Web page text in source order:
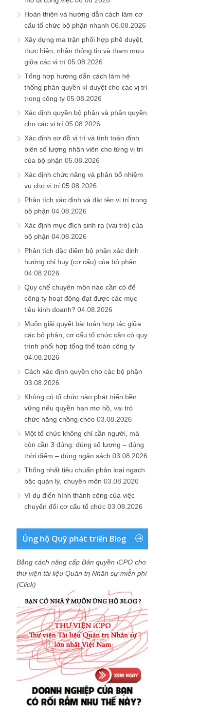
Hoàn thiện và hướng dẫn cách làm cơ
cấu tổ chức bộ phận nhanh 06.08.2026
Xây dựng ma trận phối hợp phê duyệt,
thực hiện, nhận thông tin và tham mưu
giữa các vị trí 05.08.2026
Tổng hợp hướng dẫn cách làm hệ
thống phân quyền kí duyệt cho các vị trí
trong công ty 05.08.2026
Xác định quyền bộ phận và phân quyền
cho các vị trí 05.08.2026
Xác định sơ đồ vị trí và tính toán định
biên số lượng nhân viên cho từng vị trí
của bộ phận 05.08.2026
Xác định chức năng và phân bổ nhiệm
vụ cho vị trí 05.08.2026
Phân tích xác định và đặt tên vị trí trong
bộ phận 04.08.2026
Xác định mục đích sinh ra (vai trò) của
bộ phận 04.08.2026
Phân tích đặc điểm bộ phận xác định
hướng chỉ huy (cơ cấu) của bộ phận
04.08.2026
Quy chế chuyên môn nào cần có để
công ty hoạt động đạt được các mục
tiêu kinh doanh? 04.08.2026
Muốn giải quyết bài toán hợp tác giữa
các bộ phận, cơ cấu tổ chức cần có quy
trình phối hợp tổng thể toàn công ty
04.08.2026
Cách xác định quyền cho các bộ phận
03.08.2026
Không có tổ chức nào phát triển bền
vững nếu quyền hạn mơ hồ, vai trò
chức năng chồng chéo 03.08.2026
Một tổ chức không chỉ cần người, mà
còn cần 3 đúng: đúng số lượng – đúng
thời điểm – đúng ngân sách 03.08.2026
Thống nhất tiêu chuẩn phân loại ngạch
bậc quản lý, chuyên môn 03.08.2026
Ví dụ điển hình thành công của việc
chuyển đổi cơ cấu tổ chức 03.08.2026
Ủng hộ Quỹ phát triển Blog
Bằng cách nâng cấp Bản quyền iCPO cho
thư viện tài liệu Quản trị Nhân sự miễn phí
(Click)